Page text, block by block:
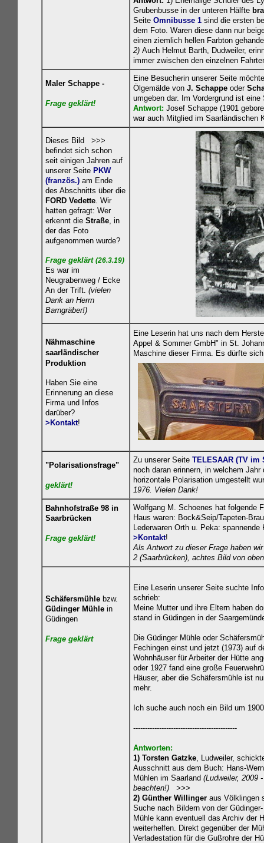
Grubenbusse in der unteren Hälfte
Seite Omnibusse 1 sind die ersten
dem Foto. Waren diese dann nur
einen ziemlich hellen Farbton
2) Auch Helmut Barth, Dudweiler,
immer zwischen den einzelnen
Maler Schappe -
Frage geklärt!
Eine Besucherin unserer Seite
Ölgemälde von J. Schappe oder
umgeben dar. Im Vordergrund ist
Antwort: Josef Schappe (1901
war auch Mitglied im Saarländischen
Dieses Bild >>>
befindet sich schon
seit einigen Jahren auf
unserer Seite PKW
(französ.) am Ende
des Abschnitts über die
FORD Vedette. Wir
hatten gefragt: Wer
erkennt die Straße, in
der das Foto
aufgenommen wurde?
Frage geklärt (26.3.19)
Es war im
Neugrabenweg / Ecke
An der Trift. (vielen
Dank an Herrn
Barngräber!)
Nähmaschine
saarländischer
Produktion
Haben Sie eine
Erinnerung an diese
Firma und Infos
darüber?
>Kontakt!
Eine Leserin hat uns nach dem
Appel & Sommer GmbH" in St.
Maschine dieser Firma. Es dürfte
"Polarisationsfrage"
geklärt!
Zu unserer Seite TELESAAR (TV im
noch daran erinnern, in welchem
horizontale Polarisation umgestellt
1976. Vielen Dank!
Bahnhofstraße 98 in
Saarbrücken
Frage geklärt!
Wolfgang M. Schoenes hat folgende
Haus waren: Bock&Seip/Tapeten-
Lederwaren Orth u. Peka:
>Kontakt!
Als Antwort zu dieser Frage haben
2 (Saarbrücken), achtes Bild von
Schäfersmühle bzw.
Güdinger Mühle in
Güdingen
Frage geklärt
Eine Leserin unserer Seite suchte
schrieb:
Meine Mutter und ihre Eltern haben
stand in Güdingen in der
Die Güdinger Mühle oder
Fechingen einst und jetzt (1973) auf
Wohnhäuser für Arbeiter der Hütte
oder 1927 fand eine große
Häuser, aber die Schäfersmühle ist
mehr.
Ich suche auch noch ein Bild um
--------------------------------------------
Antworten:
1) Torsten Gatzke, Ludweiler,
Ausschnitt aus dem Buch: Hans-
Mühlen im Saarland (Ludweiler, 2009
beachten!) >>>
2) Günther Willinger aus Völklingen
Suche nach Bildern von der
Mühle kann eventuell das Archiv der
weiterhelfen. Direkt gegenüber der
Verladestation für die Gußrohre der